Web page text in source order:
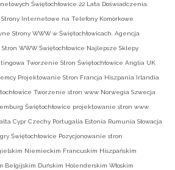
Świętochłowice 22 Lata Doświadczenia.
Strony Internetowe na Telefony Komórkowe
Strony WWW w Świętochłowicach. Agencja
WWW Świętochłowice Najlepsze Sklepy
Tworzenie Stron Świętochłowice Anglia UK
Projektowanie Stron Francja Hiszpania Irlandia
Tworzenie stron www Norwegia Szwecja
Świętochłowice projektowanie stron www
Cypr Czechy Portugalia Estonia Rumunia Słowacja
Świętochłowice Pozycjonowanie stron
Niemieckim Francuskim Hiszpańskim
Belgijskim Duńskim Holenderskim Włoskim